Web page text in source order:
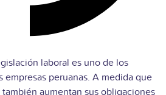
laboral es uno de los
empresas peruanas. A medida que
aumentan sus obligaciones